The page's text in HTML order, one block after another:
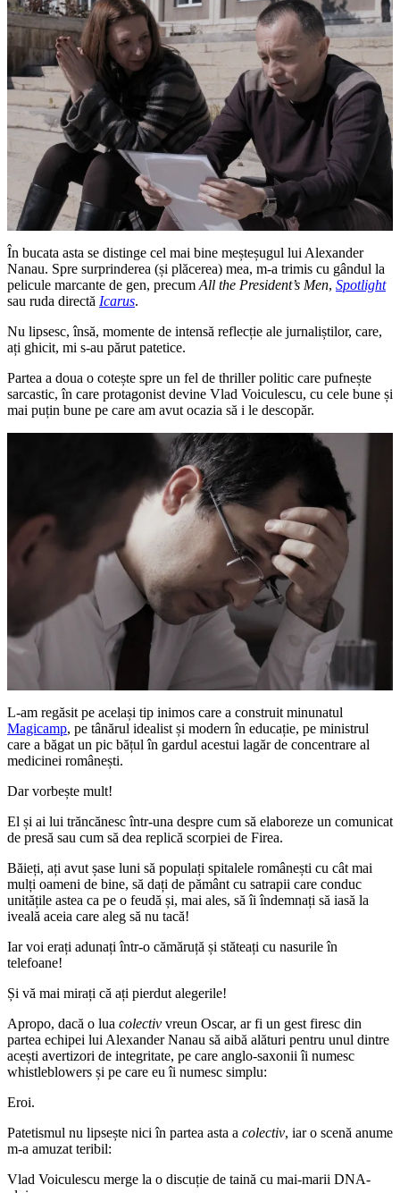
În bucata asta se distinge cel mai bine meșteșugul lui Alexander
Nanau. Spre surprinderea (și plăcerea) mea, m-a trimis cu gândul la
pelicule marcante de gen, precum All the President’s Men, Spotlight
sau ruda directă Icarus.
Nu lipsesc, însă, momente de intensă reflecție ale jurnaliștilor, care,
ați ghicit, mi s-au părut patetice.
Partea a doua o cotește spre un fel de thriller politic care pufnește
sarcastic, în care protagonist devine Vlad Voiculescu, cu cele bune și
mai puțin bune pe care am avut ocazia să i le descopăr.
L-am regăsit pe același tip inimos care a construit minunatul
Magicamp, pe tânărul idealist și modern în educație, pe ministrul
care a băgat un pic bățul în gardul acestui lagăr de concentrare al
medicinei românești.
Dar vorbește mult!
El și ai lui trăncănesc într-una despre cum să elaboreze un comunicat
de presă sau cum să dea replică scorpiei de Firea.
Băieți, ați avut șase luni să populați spitalele românești cu cât mai
mulți oameni de bine, să dați de pământ cu satrapii care conduc
unitățile astea ca pe o feudă și, mai ales, să îi îndemnați să iasă la
iveală aceia care aleg să nu tacă!
Iar voi erați adunați într-o cămăruță și stăteați cu nasurile în
telefoane!
Și vă mai mirați că ați pierdut alegerile!
Apropo, dacă o lua colectiv vreun Oscar, ar fi un gest firesc din
partea echipei lui Alexander Nanau să aibă alături pentru unul dintre
acești avertizori de integritate, pe care anglo-saxonii îi numesc
whistleblowers și pe care eu îi numesc simplu:
Eroi.
Patetismul nu lipsește nici în partea asta a colectiv, iar o scenă anume
m-a amuzat teribil:
Vlad Voiculescu merge la o discuție de taină cu mai-marii DNA-